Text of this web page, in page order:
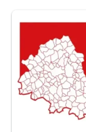
H
E
R
C
H
E
R